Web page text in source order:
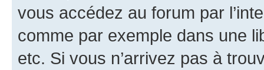
vous accédez au forum par
comme par exemple dans une
etc. Si vous n’arrivez pas à